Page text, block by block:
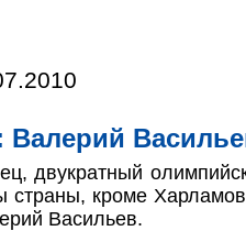
двукратный
страны, кроме
Васильев.